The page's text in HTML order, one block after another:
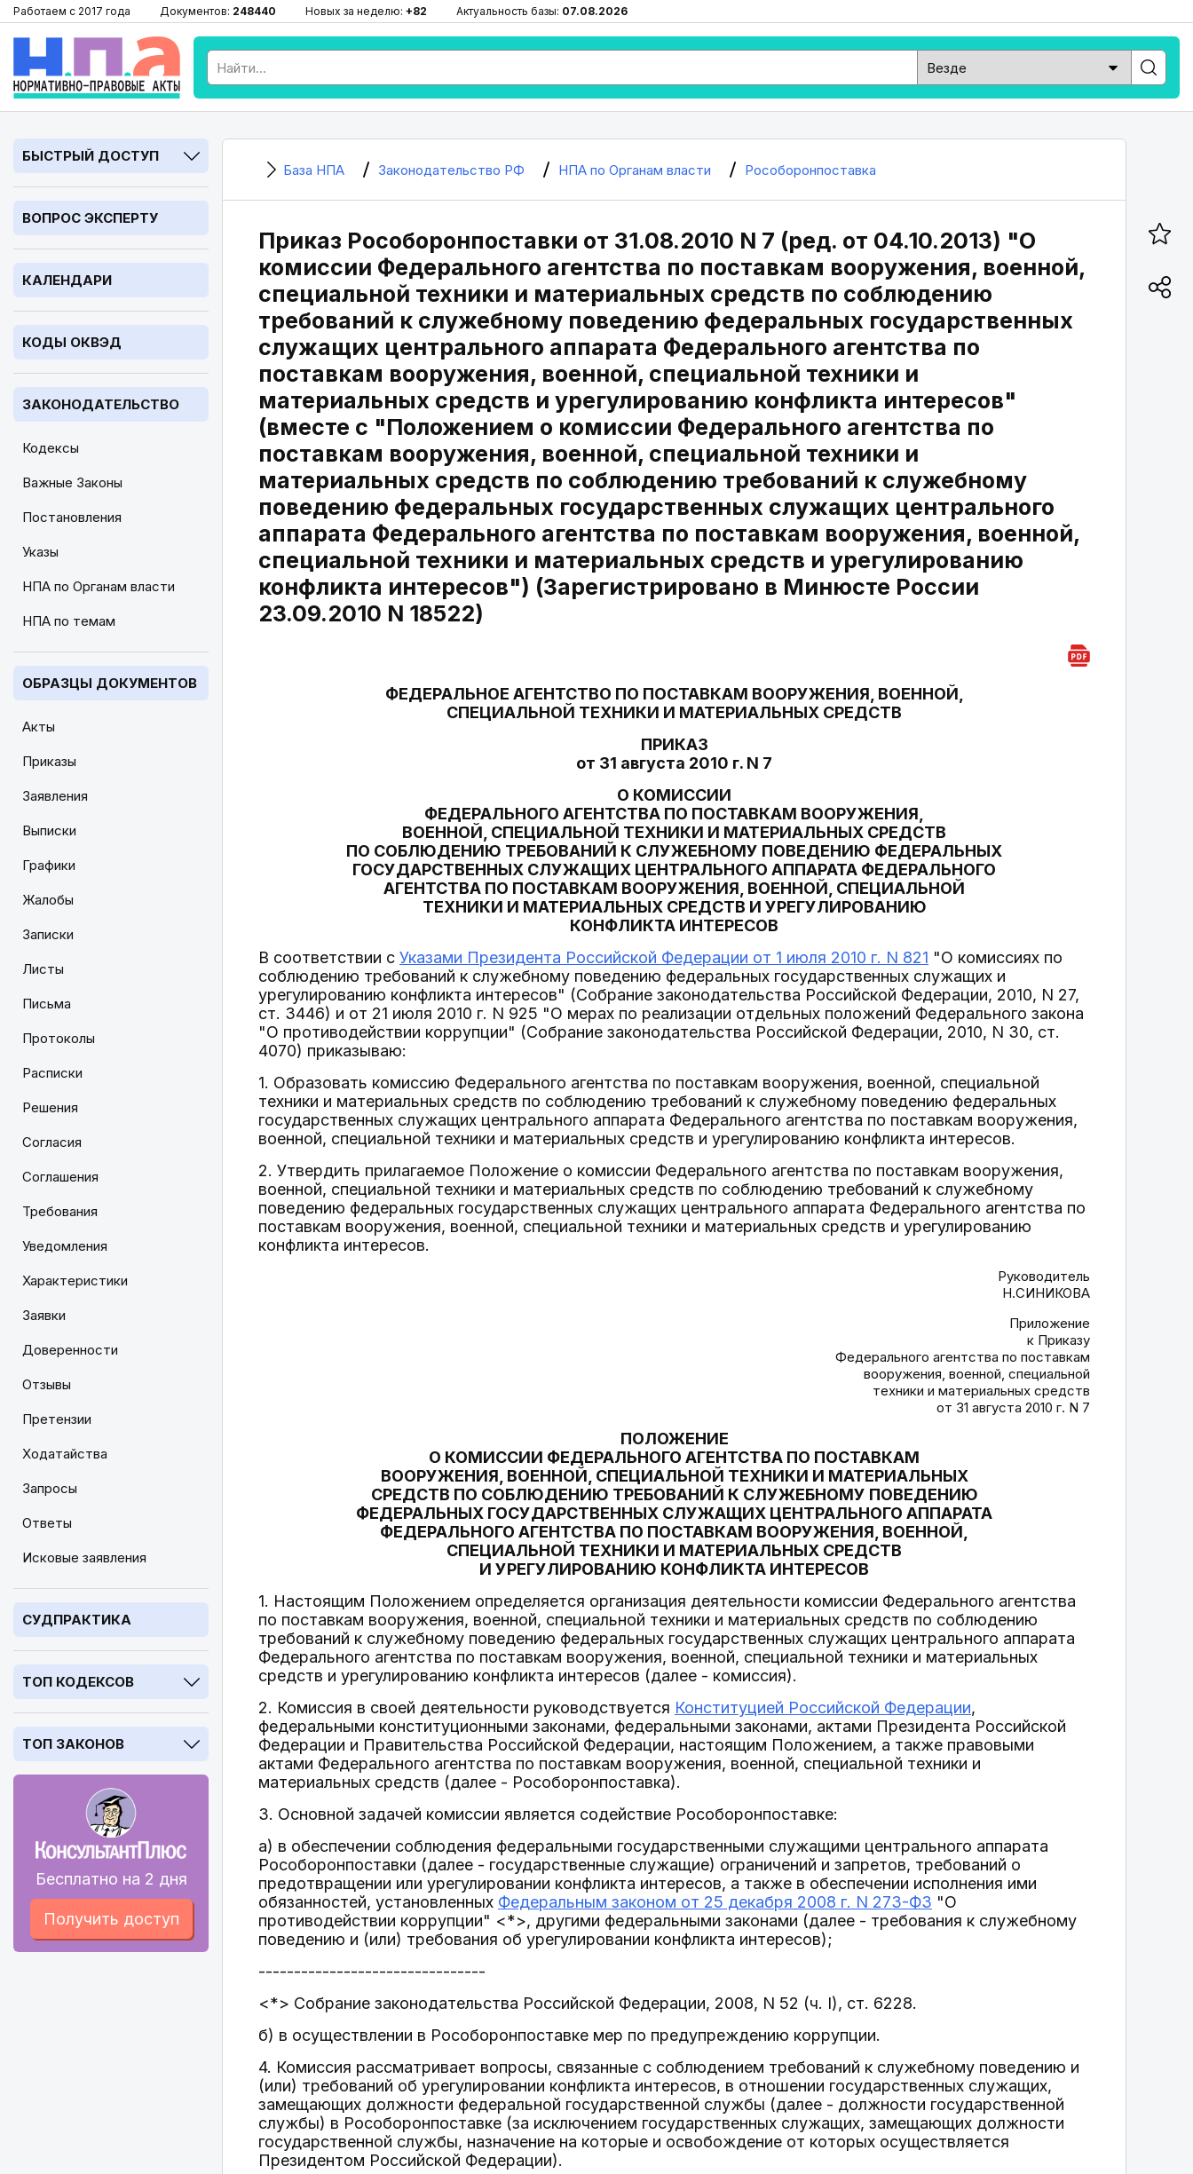
Работаем с 2017 года Документов: 248440 Новых за неделю: +82 Актуальность базы: 07.08.2026
БЫСТРЫЙ ДОСТУП
ВОПРОС ЭКСПЕРТУ
КАЛЕНДАРИ
КОДЫ ОКВЭД
ЗАКОНОДАТЕЛЬСТВО
Кодексы
Важные Законы
Постановления
Указы
НПА по Органам власти
НПА по темам
ОБРАЗЦЫ ДОКУМЕНТОВ
Акты
Приказы
Заявления
Выписки
Графики
Жалобы
Записки
Листы
Письма
Протоколы
Расписки
Решения
Согласия
Соглашения
Требования
Уведомления
Характеристики
Заявки
Доверенности
Отзывы
Претензии
Ходатайства
Запросы
Ответы
Исковые заявления
СУДПРАКТИКА
ТОП КОДЕКСОВ
ТОП ЗАКОНОВ
Бесплатно на 2 дня
Получить доступ
База НПА Законодательство РФ НПА по Органам власти Рособоронпоставка
Приказ Рособоронпоставки от 31.08.2010 N 7 (ред. от 04.10.2013) "О
комиссии Федерального агентства по поставкам вооружения, военной,
специальной техники и материальных средств по соблюдению
требований к служебному поведению федеральных государственных
служащих центрального аппарата Федерального агентства по
поставкам вооружения, военной, специальной техники и
материальных средств и урегулированию конфликта интересов"
(вместе с "Положением о комиссии Федерального агентства по
поставкам вооружения, военной, специальной техники и
материальных средств по соблюдению требований к служебному
поведению федеральных государственных служащих центрального
аппарата Федерального агентства по поставкам вооружения, военной,
специальной техники и материальных средств и урегулированию
конфликта интересов") (Зарегистрировано в Минюсте России
23.09.2010 N 18522)
ФЕДЕРАЛЬНОЕ АГЕНТСТВО ПО ПОСТАВКАМ ВООРУЖЕНИЯ, ВОЕННОЙ,
СПЕЦИАЛЬНОЙ ТЕХНИКИ И МАТЕРИАЛЬНЫХ СРЕДСТВ
ПРИКАЗ
от 31 августа 2010 г. N 7
О КОМИССИИ
ФЕДЕРАЛЬНОГО АГЕНТСТВА ПО ПОСТАВКАМ ВООРУЖЕНИЯ,
ВОЕННОЙ, СПЕЦИАЛЬНОЙ ТЕХНИКИ И МАТЕРИАЛЬНЫХ СРЕДСТВ
ПО СОБЛЮДЕНИЮ ТРЕБОВАНИЙ К СЛУЖЕБНОМУ ПОВЕДЕНИЮ ФЕДЕРАЛЬНЫХ
ГОСУДАРСТВЕННЫХ СЛУЖАЩИХ ЦЕНТРАЛЬНОГО АППАРАТА ФЕДЕРАЛЬНОГО
АГЕНТСТВА ПО ПОСТАВКАМ ВООРУЖЕНИЯ, ВОЕННОЙ, СПЕЦИАЛЬНОЙ
ТЕХНИКИ И МАТЕРИАЛЬНЫХ СРЕДСТВ И УРЕГУЛИРОВАНИЮ
КОНФЛИКТА ИНТЕРЕСОВ
В соответствии с Указами Президента Российской Федерации от 1 июля 2010 г. N 821 "О комиссиях по
соблюдению требований к служебному поведению федеральных государственных служащих и
урегулированию конфликта интересов" (Собрание законодательства Российской Федерации, 2010, N 27,
ст. 3446) и от 21 июля 2010 г. N 925 "О мерах по реализации отдельных положений Федерального закона
"О противодействии коррупции" (Собрание законодательства Российской Федерации, 2010, N 30, ст.
4070) приказываю:
1. Образовать комиссию Федерального агентства по поставкам вооружения, военной, специальной
техники и материальных средств по соблюдению требований к служебному поведению федеральных
государственных служащих центрального аппарата Федерального агентства по поставкам вооружения,
военной, специальной техники и материальных средств и урегулированию конфликта интересов.
2. Утвердить прилагаемое Положение о комиссии Федерального агентства по поставкам вооружения,
военной, специальной техники и материальных средств по соблюдению требований к служебному
поведению федеральных государственных служащих центрального аппарата Федерального агентства по
поставкам вооружения, военной, специальной техники и материальных средств и урегулированию
конфликта интересов.
Руководитель
Н.СИНИКОВА
Приложение
к Приказу
Федерального агентства по поставкам
вооружения, военной, специальной
техники и материальных средств
от 31 августа 2010 г. N 7
ПОЛОЖЕНИЕ
О КОМИССИИ ФЕДЕРАЛЬНОГО АГЕНТСТВА ПО ПОСТАВКАМ
ВООРУЖЕНИЯ, ВОЕННОЙ, СПЕЦИАЛЬНОЙ ТЕХНИКИ И МАТЕРИАЛЬНЫХ
СРЕДСТВ ПО СОБЛЮДЕНИЮ ТРЕБОВАНИЙ К СЛУЖЕБНОМУ ПОВЕДЕНИЮ
ФЕДЕРАЛЬНЫХ ГОСУДАРСТВЕННЫХ СЛУЖАЩИХ ЦЕНТРАЛЬНОГО АППАРАТА
ФЕДЕРАЛЬНОГО АГЕНТСТВА ПО ПОСТАВКАМ ВООРУЖЕНИЯ, ВОЕННОЙ,
СПЕЦИАЛЬНОЙ ТЕХНИКИ И МАТЕРИАЛЬНЫХ СРЕДСТВ
И УРЕГУЛИРОВАНИЮ КОНФЛИКТА ИНТЕРЕСОВ
1. Настоящим Положением определяется организация деятельности комиссии Федерального агентства
по поставкам вооружения, военной, специальной техники и материальных средств по соблюдению
требований к служебному поведению федеральных государственных служащих центрального аппарата
Федерального агентства по поставкам вооружения, военной, специальной техники и материальных
средств и урегулированию конфликта интересов (далее - комиссия).
2. Комиссия в своей деятельности руководствуется Конституцией Российской Федерации,
федеральными конституционными законами, федеральными законами, актами Президента Российской
Федерации и Правительства Российской Федерации, настоящим Положением, а также правовыми
актами Федерального агентства по поставкам вооружения, военной, специальной техники и
материальных средств (далее - Рособоронпоставка).
3. Основной задачей комиссии является содействие Рособоронпоставке:
а) в обеспечении соблюдения федеральными государственными служащими центрального аппарата
Рособоронпоставки (далее - государственные служащие) ограничений и запретов, требований о
предотвращении или урегулировании конфликта интересов, а также в обеспечении исполнения ими
обязанностей, установленных Федеральным законом от 25 декабря 2008 г. N 273-ФЗ "О
противодействии коррупции" <*>, другими федеральными законами (далее - требования к служебному
поведению и (или) требования об урегулировании конфликта интересов);
--------------------------------
<*> Собрание законодательства Российской Федерации, 2008, N 52 (ч. I), ст. 6228.
б) в осуществлении в Рособоронпоставке мер по предупреждению коррупции.
4. Комиссия рассматривает вопросы, связанные с соблюдением требований к служебному поведению и
(или) требований об урегулировании конфликта интересов, в отношении государственных служащих,
замещающих должности федеральной государственной службы (далее - должности государственной
службы) в Рособоронпоставке (за исключением государственных служащих, замещающих должности
государственной службы, назначение на которые и освобождение от которых осуществляется
Президентом Российской Федерации).